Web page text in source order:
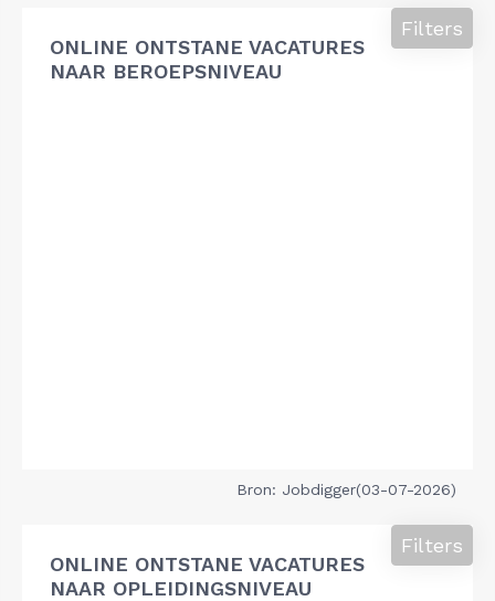
ONLINE ONTSTANE VACATURES
NAAR BEROEPSNIVEAU
Filters
Bron: Jobdigger(03-07-2026)
ONLINE ONTSTANE VACATURES
NAAR OPLEIDINGSNIVEAU
Filters